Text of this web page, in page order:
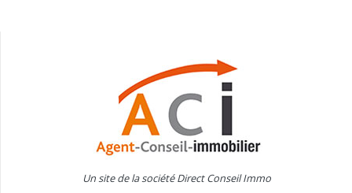
Un site de la société Direct Conseil Immo